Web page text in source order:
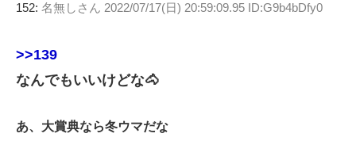
152: 名無しさん 2022/07/17(日) 20:59:09.95 ID:G9b4bDfy0
>>139
なんでもいいけどな🐴
あ、大賞典なら冬ウマだな